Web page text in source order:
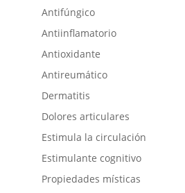
Antifúngico
Antiinflamatorio
Antioxidante
Antireumático
Dermatitis
Dolores articulares
Estimula la circulación
Estimulante cognitivo
Propiedades místicas